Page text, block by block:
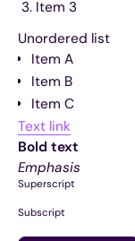
Item 3
Unordered list
Item A
Item B
Item C
Text link
Bold text
Emphasis
Superscript
Subscript